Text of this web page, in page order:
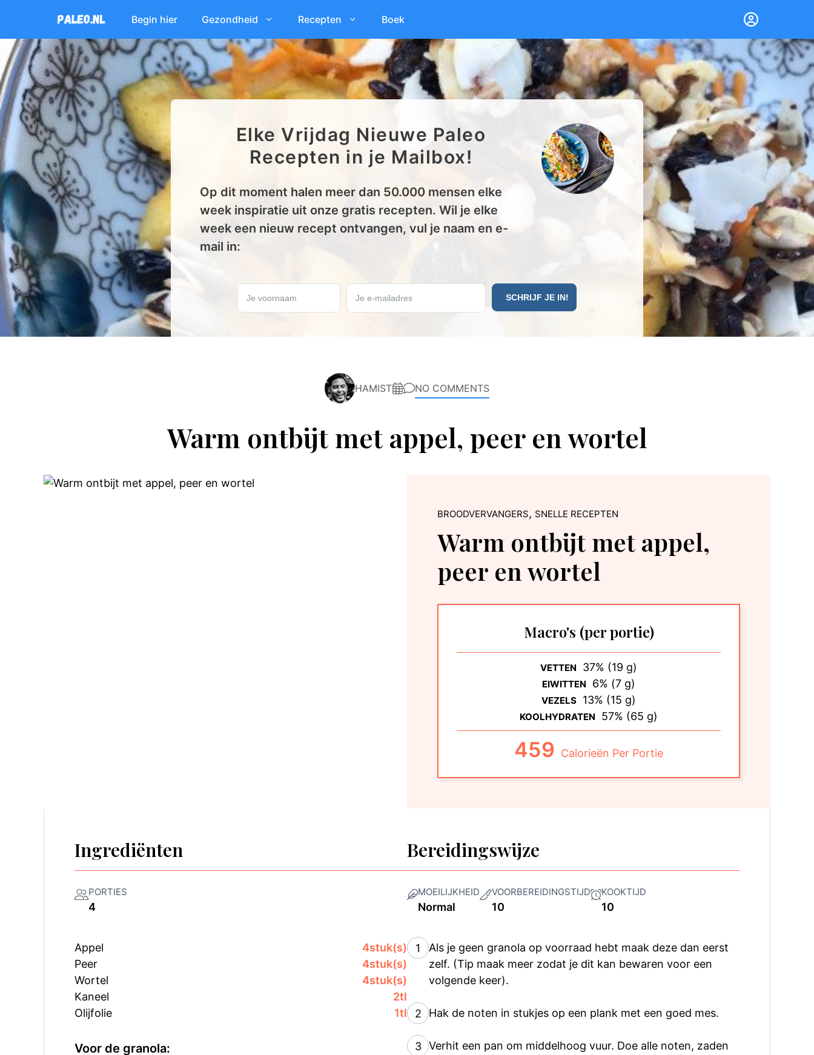
de
inhoud
Begin hier Gezondheid Recepten Boek
Elke Vrijdag Nieuwe Paleo
Recepten in je Mailbox!
Op dit moment halen meer dan 50.000 mensen elke
week inspiratie uit onze gratis recepten. Wil je elke
week een nieuw recept ontvangen, vul je naam en e-
mail in:
HAMIST NO COMMENTS
Warm ontbijt met appel, peer en wortel
BROODVERVANGERS, SNELLE RECEPTEN
Warm ontbijt met appel,
peer en wortel
Macro's (per portie)
VETTEN 37% (19 g)
EIWITTEN 6% (7 g)
VEZELS 13% (15 g)
KOOLHYDRATEN 57% (65 g)
459 Calorieën Per Portie
Ingrediënten
PORTIES
4
Appel 4stuk(s)
Peer
4stuk(s)
Wortel
4stuk(s)
Kaneel
2tl
Olijfolie
1tl
Voor de granola:
Bereidingswijze
MOEILIJKHEID
Normal
VOORBEREIDINGSTIJD
10
KOOKTIJD
10
1
Als je geen granola op voorraad hebt maak deze dan eerst
zelf. (Tip maak meer zodat je dit kan bewaren voor een
volgende keer).
2 Hak de noten in stukjes op een plank met een goed mes.
3 Verhit een pan om middelhoog vuur. Doe alle noten, zaden